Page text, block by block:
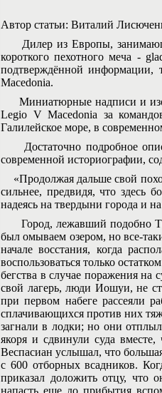
Автор статьи: Виталий
Дилер из Европы,
короткого пехотного меча -
подтверждённой информации,
Macedonia.
Миниатюрные надписи и
Legio V Macedonia за
Галилейское море, в
Достаточно подробное
современной историографии,
«Продолжая дальше свой
сильнее, предвидя, что здесь
надеясь на твердыни города и
Город, лежавший подобно
был омываем озером, но все-
начале восстания, когда
воспользоваться только
бегства в случае поражения на
свой лагерь, люди Иошуи, не
при первом набеге рассеяли
сплачивающихся против них
загнали в лодки; но они
якоря и сдвинули суда
Веспасиан услышал, что
с 600 отборных всадников.
приказал доложить отцу, что
напасть еще до прибытия